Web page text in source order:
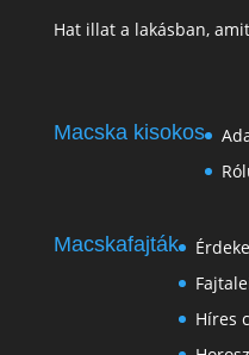
Hat illat a lakásban,
Macska kisokos
Macskafajták
Híres